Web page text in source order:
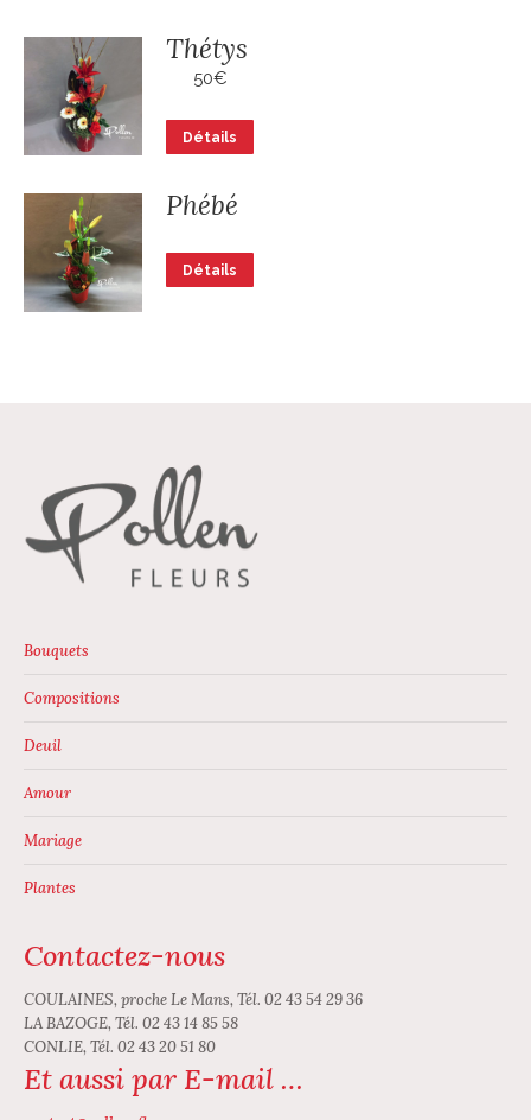
Thétys
50€
Détails
Phébé
Détails
Bouquets
Compositions
Deuil
Amour
Mariage
Plantes
Contactez-nous
COULAINES, proche Le Mans, Tél. 02 43 54 29 36
LA BAZOGE, Tél. 02 43 14 85 58
CONLIE, Tél. 02 43 20 51 80
Et aussi par E-mail …